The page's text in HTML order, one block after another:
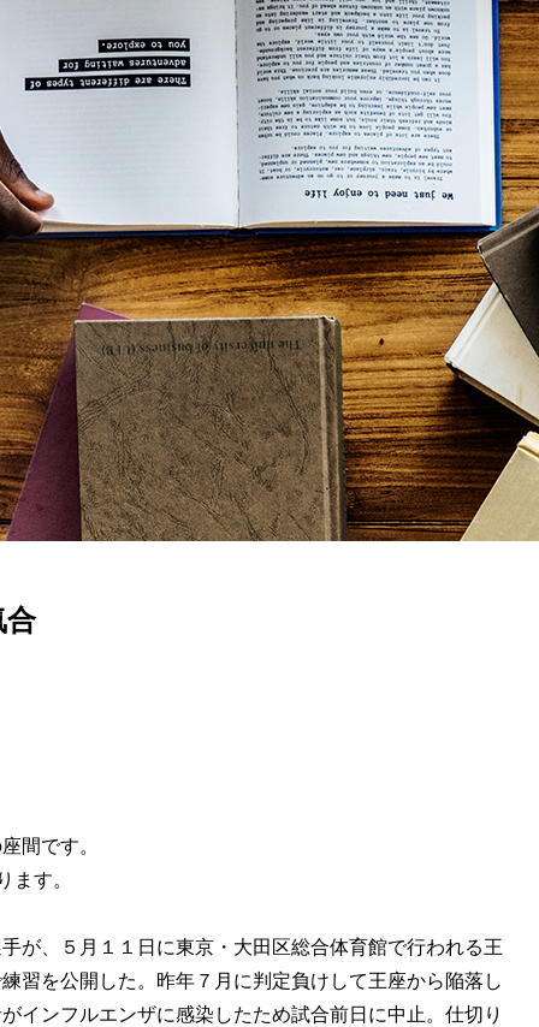
間です。
ます。
が、５月１１日に東京・大田区総合体育館で行われる王
習を公開した。昨年７月に判定負けして王座から陥落し
インフルエンザに感染したため試合前日に中止。仕切り